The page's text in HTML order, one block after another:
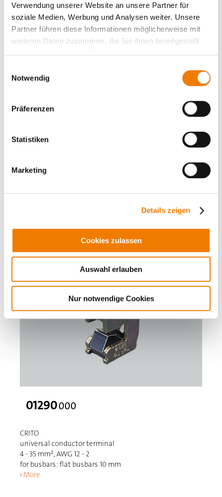
Verwendung unserer Website an unsere Partner für
soziale Medien, Werbung und Analysen weiter. Unsere
Partner führen diese Informationen möglicherweise mit
weiteren Daten zusammen, die Sie ihnen bereitgestellt
Notwendig
Präferenzen
Statistiken
Marketing
Details zeigen
Cookies zulassen
Auswahl erlauben
Nur notwendige Cookies
01289
CRITO
1.5 - 16 mm², AWG 16 - 6
01290000
CRITO
universal conductor terminal
4 - 35 mm², AWG 12 - 2
for busbars: flat busbars 10 mm
More